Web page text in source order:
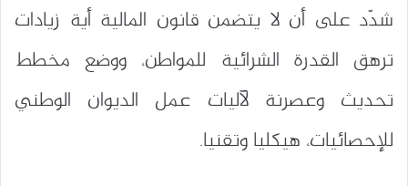
شدّد على أن لا يتضمن قانون المالية أية زيادات
ترهق القدرة الشرائية للمواطن، ووضع مخطط
تحديث وعصرنة لآليات عمل الديوان الوطني
للإحصائيات، هيكليا وتقنيا.